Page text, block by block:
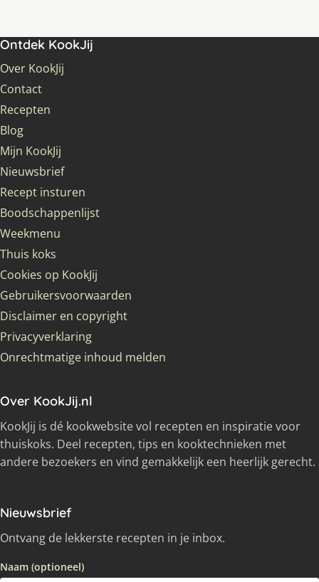
Ontdek KookJij
Over KookJij
Contact
Recepten
Blog
Mijn KookJij
Nieuwsbrief
Recept insturen
Boodschappenlijst
Weekmenu
Thuis koks
Cookies op KookJij
Gebruikersvoorwaarden
Disclaimer en copyright
Privacyverklaring
Onrechtmatige inhoud melden
Over KookJij.nl
KookJij is dé kookwebsite vol recepten en inspiratie voor
thuiskoks. Deel recepten, tips en kooktechnieken met
andere bezoekers en vind gemakkelijk een heerlijk gerecht.
Nieuwsbrief
Ontvang de lekkerste recepten in je inbox.
Naam (optioneel)